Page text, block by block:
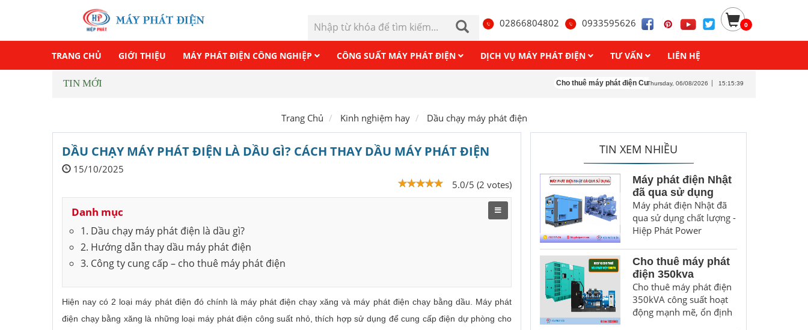
02866804802 0933595626 0
TRANG CHỦ GIỚI THIỆU MÁY PHÁT ĐIỆN CÔNG NGHIỆP CÔNG SUẤT MÁY PHÁT ĐIỆN DỊCH VỤ MÁY PHÁT ĐIỆN TƯ VẤN LIÊN HỆ
TIN MỚI Cho thuê máy phát điện Cummins Cho thuê máy phát điện Denyo
Thursday, 06/08/2026 15:15:42
Trang Chủ Kinh nghiệm hay Dầu chạy máy phát điện
DẦU CHẠY MÁY PHÁT ĐIỆN LÀ DẦU GÌ? CÁCH THAY DẦU MÁY PHÁT ĐIỆN
15/10/2025
5.0/5 (2 votes)
Danh mục
1. Dầu chạy máy phát điện là dầu gì?
2. Hướng dẫn thay dầu máy phát điện
3. Công ty cung cấp – cho thuê máy phát điện
Hiện nay có 2 loại máy phát điện đó chính là máy phát điện chạy xăng và máy phát điện chạy bằng dầu. Máy phát
điện chạy bằng xăng là những loại máy phát điện công suất nhỏ, thích hợp sử dụng để cung cấp điện dự phòng cho
TIN XEM NHIỀU
Máy phát điện Nhật
đã qua sử dụng
Máy phát điện Nhật đã
qua sử dụng chất lượng -
Hiệp Phát Power
Cho thuê máy phát
điện 350kva
Cho thuê máy phát điện
350kVA công suất hoạt
động mạnh mẽ, ổn định